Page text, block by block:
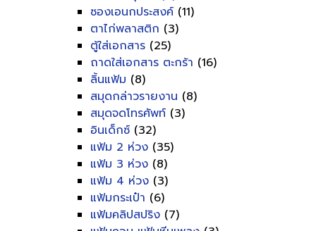
ซองเอนกประสงค์ (11)
ตาไก่พลาสติก (3)
ตู้ใส่เอกสาร (25)
ถาดใส่เอกสาร ตะกร้า (16)
ลิ้นแฟ้ม (8)
สมุดกล่าวรายงาน (8)
สมุดจดโทรศัพท์ (3)
อินเด็กซ์ (32)
แฟ้ม 2 ห่วง (35)
แฟ้ม 3 ห่วง (8)
แฟ้ม 4 ห่วง (3)
แฟ้มกระเป๋า (6)
แฟ้มคลิปสปริง (7)